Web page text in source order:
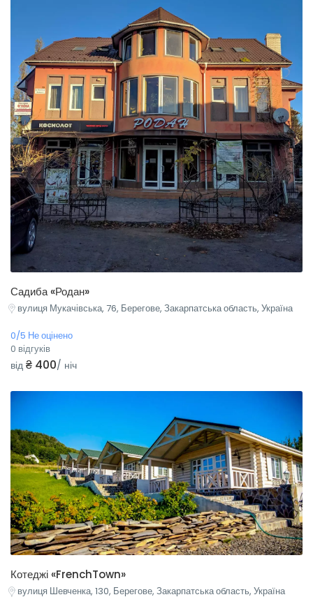
Садиба «Родан»
вулиця Мукачівська, 76, Берегове, Закарпатська область, Україна
0/5 Не оцінено
0 відгуків
від ₴ 400/ ніч
Котеджі «FrenchTown»
вулиця Шевченка, 130, Берегове, Закарпатська область, Україна